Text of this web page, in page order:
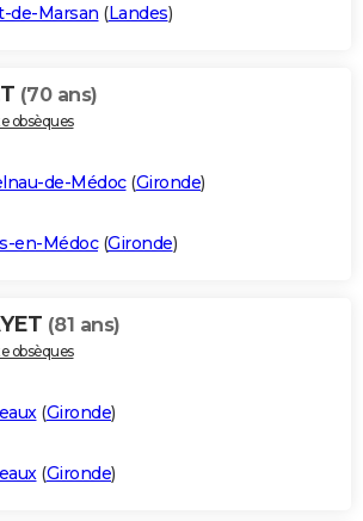
de-Marsan (Landes)
(70 ans)
obsèques
de-Médoc(Gironde)
en-Médoc(Gironde)
(81 ans)
obsèques
(Gironde)
(Gironde)